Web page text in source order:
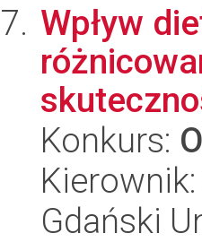
Wpływ
Konkurs:
Gdański